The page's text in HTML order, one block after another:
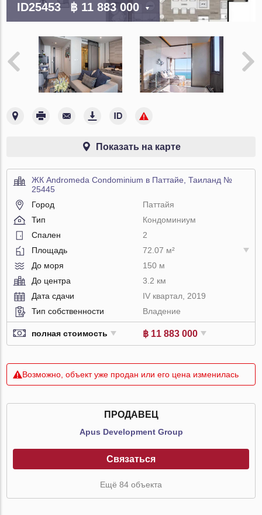
ID25453 ฿ 11 883 000
Показать на карте
ЖК Andromeda Condominium в Паттайе, Таиланд №
25445
Город
Паттайя
Тип
Кондоминиум
Спален
2
Площадь
72.07 м²
До моря
150 м
До центра
3.2 км
Дата сдачи
IV квартал, 2019
Тип собственности
Владение
полная стоимость ฿ 11 883 000
Возможно, объект уже продан или его цена изменилась
ПРОДАВЕЦ
Apus Development Group
Связаться
Ещё 84 объекта